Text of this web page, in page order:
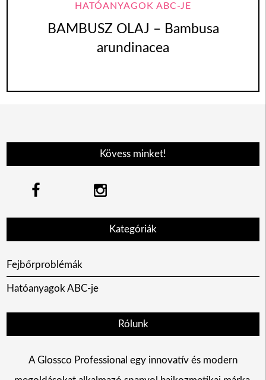
HATÓANYAGOK ABC-JE
BAMBUSZ OLAJ – Bambusa
arundinacea
Kövess minket!
Kategóriák
Fejbőrproblémák
Hatóanyagok ABC-je
Rólunk
A Glossco Professional egy innovatív és modern